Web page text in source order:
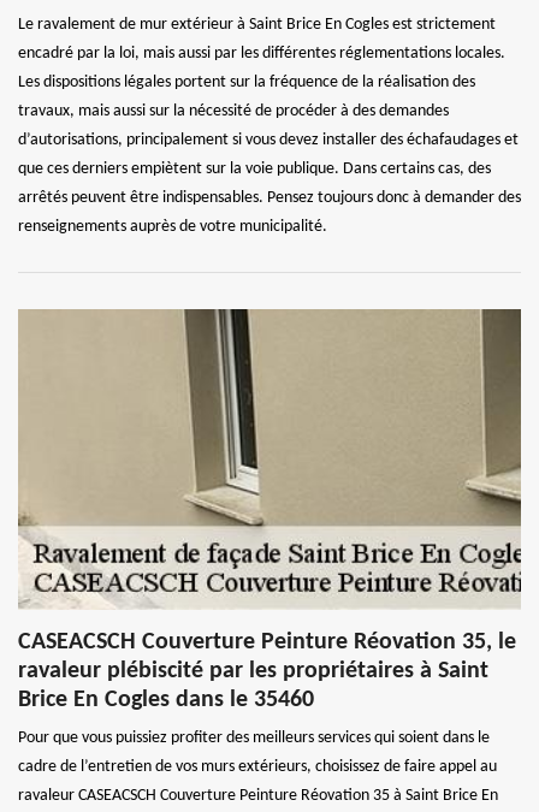
Le ravalement de mur extérieur à Saint Brice En Cogles est strictement
encadré par la loi, mais aussi par les différentes réglementations locales.
Les dispositions légales portent sur la fréquence de la réalisation des
travaux, mais aussi sur la nécessité de procéder à des demandes
d’autorisations, principalement si vous devez installer des échafaudages et
que ces derniers empiètent sur la voie publique. Dans certains cas, des
arrêtés peuvent être indispensables. Pensez toujours donc à demander des
renseignements auprès de votre municipalité.
CASEACSCH Couverture Peinture Réovation 35, le
ravaleur plébiscité par les propriétaires à Saint
Brice En Cogles dans le 35460
Pour que vous puissiez profiter des meilleurs services qui soient dans le
cadre de l’entretien de vos murs extérieurs, choisissez de faire appel au
ravaleur CASEACSCH Couverture Peinture Réovation 35 à Saint Brice En